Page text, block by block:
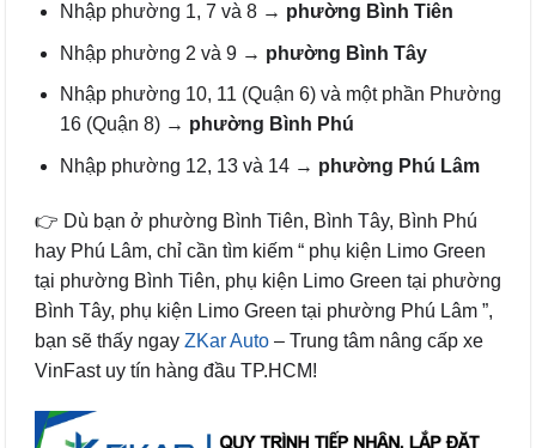
Nhập phường 1, 7 và 8 → phường Bình Tiên
Nhập phường 2 và 9 → phường Bình Tây
Nhập phường 10, 11 (Quận 6) và một phần Phường
16 (Quận 8) → phường Bình Phú
Nhập phường 12, 13 và 14 → phường Phú Lâm
👉 Dù bạn ở phường Bình Tiên, Bình Tây, Bình Phú
hay Phú Lâm, chỉ cần tìm kiếm “ phụ kiện Limo Green
tại phường Bình Tiên, phụ kiện Limo Green tại phường
Bình Tây, phụ kiện Limo Green tại phường Phú Lâm ”,
bạn sẽ thấy ngay ZKar Auto – Trung tâm nâng cấp xe
VinFast uy tín hàng đầu TP.HCM!